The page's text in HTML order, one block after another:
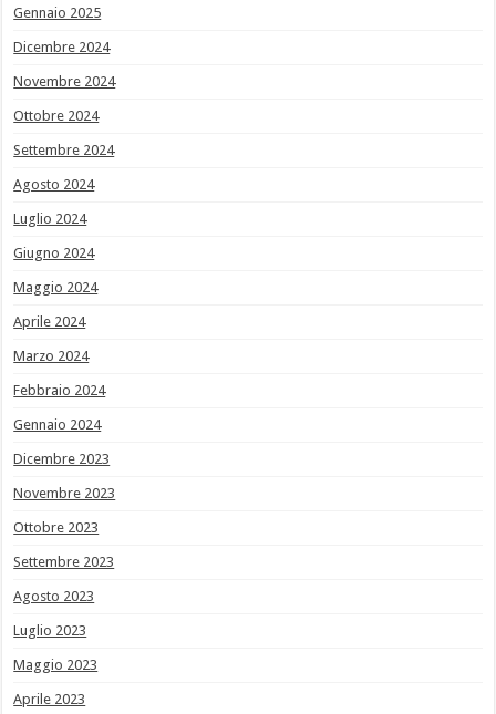
Gennaio 2025
Dicembre 2024
Novembre 2024
Ottobre 2024
Settembre 2024
Agosto 2024
Luglio 2024
Giugno 2024
Maggio 2024
Aprile 2024
Marzo 2024
Febbraio 2024
Gennaio 2024
Dicembre 2023
Novembre 2023
Ottobre 2023
Settembre 2023
Agosto 2023
Luglio 2023
Maggio 2023
Aprile 2023